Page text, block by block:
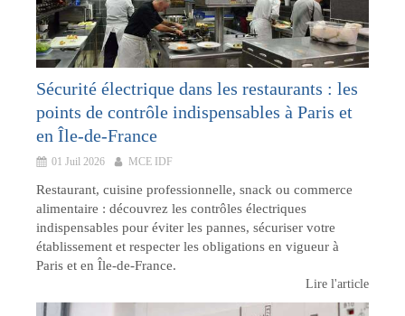
Sécurité électrique dans les restaurants : les
points de contrôle indispensables à Paris et
en Île-de-France
01 Juil 2026 MCE IDF
Restaurant, cuisine professionnelle, snack ou commerce
alimentaire : découvrez les contrôles électriques
indispensables pour éviter les pannes, sécuriser votre
établissement et respecter les obligations en vigueur à
Paris et en Île-de-France.
Lire l'article